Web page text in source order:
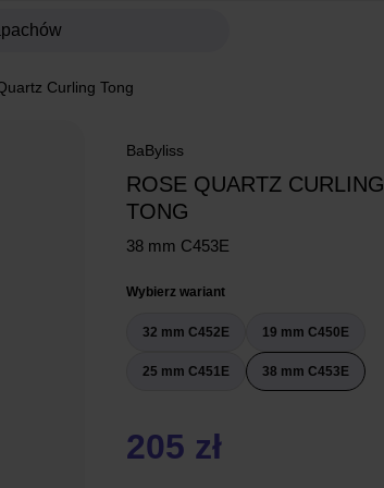
Curling Tong
BaByliss
ROSE QUARTZ CURLING
TONG
38 mm C453E
Wybierz wariant
32 mm C452E 19 mm C450E
25 mm C451E 38 mm C453E
205 zł